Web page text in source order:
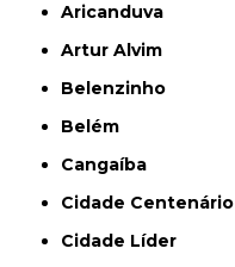
Aricanduva
Artur Alvim
Belenzinho
Belém
Cangaíba
Cidade Centenário
Cidade Líder